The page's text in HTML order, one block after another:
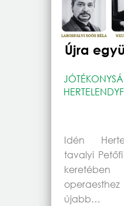
Újra
Idén
tavalyi
újabb…